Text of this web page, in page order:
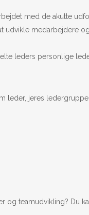
med de akutte
udvikle medarbejdere
leders personlige
leder, jeres
og teamudvikling? Du